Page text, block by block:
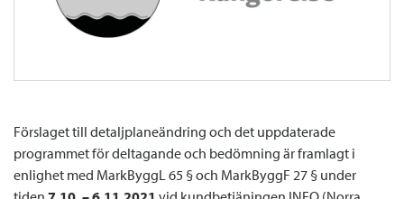
Förslaget till detaljplaneändring och det uppdaterade
programmet för deltagande och bedömning är framlagt i
enlighet med MarkByggL 65 § och MarkByggF 27 § under